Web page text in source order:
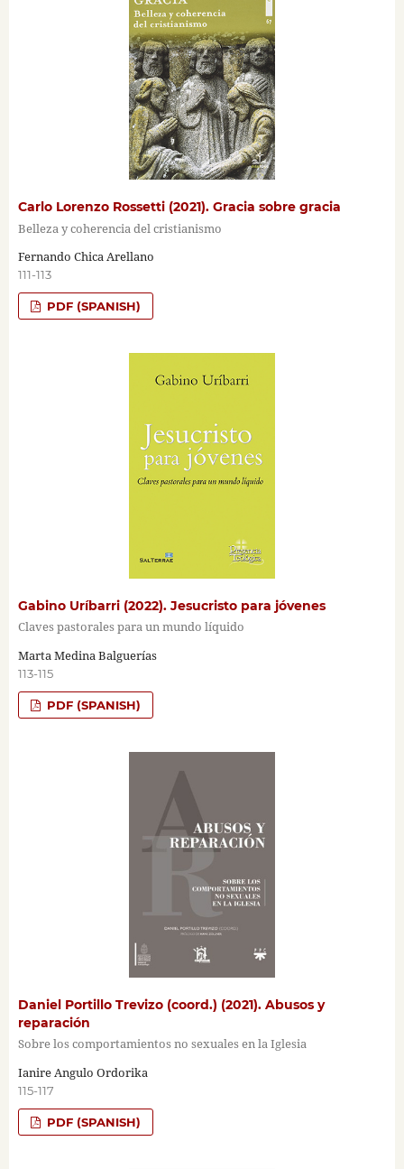
Carlo Lorenzo Rossetti (2021). Gracia sobre gracia
Belleza y coherencia del cristianismo
Fernando Chica Arellano
111-113
PDF (SPANISH)
Gabino Uríbarri (2022). Jesucristo para jóvenes
Claves pastorales para un mundo líquido
Marta Medina Balguerías
113-115
PDF (SPANISH)
Daniel Portillo Trevizo (coord.) (2021). Abusos y
reparación
Sobre los comportamientos no sexuales en la Iglesia
Ianire Angulo Ordorika
115-117
PDF (SPANISH)